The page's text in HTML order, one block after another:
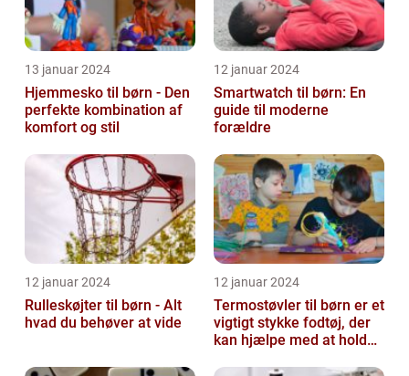
13 januar 2024
Hjemmesko til børn - Den
perfekte kombination af
komfort og stil
12 januar 2024
Smartwatch til børn: En
guide til moderne
forældre
12 januar 2024
Rulleskøjter til børn - Alt
hvad du behøver at vide
12 januar 2024
Termostøvler til børn er et
vigtigt stykke fodtøj, der
kan hjælpe med at holde